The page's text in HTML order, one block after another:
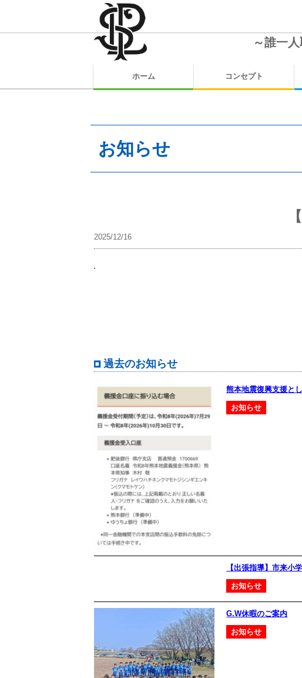
～誰一
ホーム コンセプト
お知らせ
2025/12/16
過去のお知らせ
熊本地震復興支援と
お知らせ
【出張指導】市来小
お知らせ
G.W休暇のご案内
お知らせ